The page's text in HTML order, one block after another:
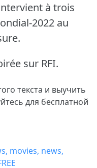
à trois
2022 au
sur RFI.
текста и выучить
для бесплатной